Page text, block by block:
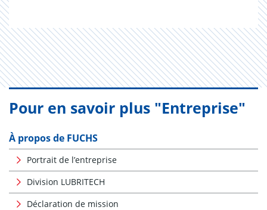
Pour en savoir plus "Entreprise"
À propos de FUCHS
Portrait de l’entreprise
Division LUBRITECH
Déclaration de mission